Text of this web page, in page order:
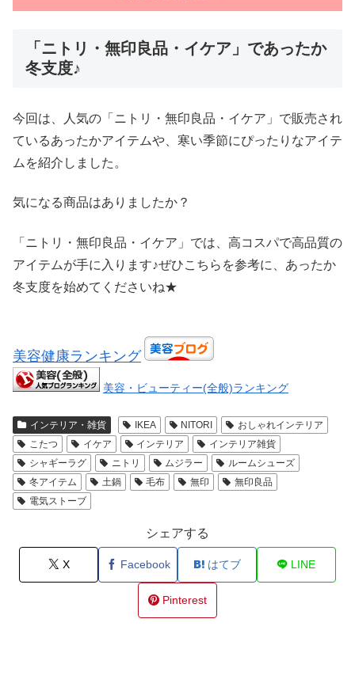
「ニトリ・無印良品・イケア」であったか
冬支度♪
今回は、人気の「ニトリ・無印良品・イケア」で販売され
ているあったかアイテムや、寒い季節にぴったりなアイテ
ムを紹介しました。
気になる商品はありましたか？
「ニトリ・無印良品・イケア」では、高コスパで高品質の
アイテムが手に入ります♪ぜひこちらを参考に、あったか
冬支度を始めてくださいね★
美容健康ランキング
美容・ビューティー(全般)ランキング
インテリア・雑貨 IKEA NITORI
おしゃれインテリア
こたつ
イケア インテリア
インテリア雑貨
シャギーラグ
ニトリ ムジラー
ルームシューズ
冬アイテム
土鍋 毛布 無印
無印良品
電気ストーブ
シェアする
X Facebook はてブ LINE
Pinterest